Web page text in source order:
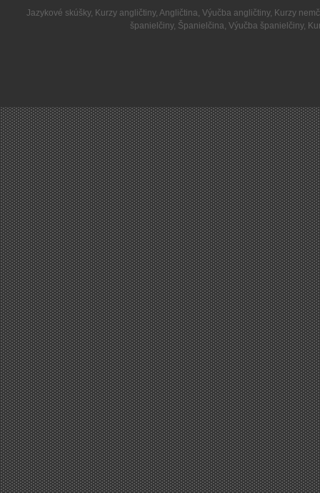
Jazykové skúšky, Kurzy angličtiny, Angličtina, Výučba angličtiny, Kurzy
španielčiny, Španielčina, Výučba španielčiny,